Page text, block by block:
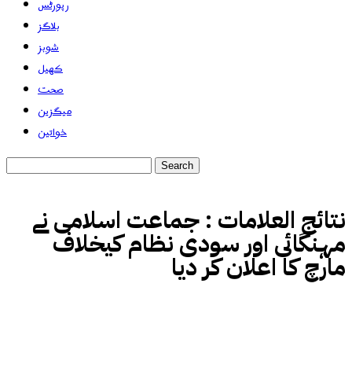
رپورٹس
بلاگز
شوبز
کھیل
صحت
میگزین
خواتین
نتائج العلامات : جماعت اسلامی نے
مہنگائی اور سودی نظام کیخلاف
مارچ کا اعلان کر دیا